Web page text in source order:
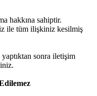
hakkına sahiptir.
ile tüm ilişkiniz kesilmiş
sonra iletişim